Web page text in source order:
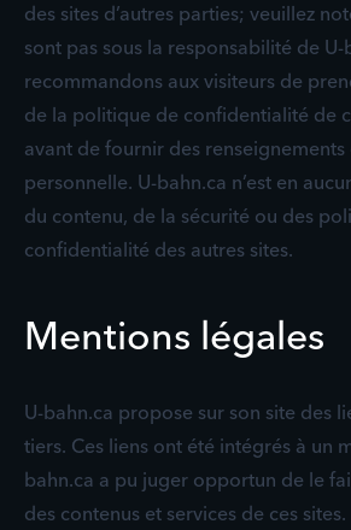
des sites d’autres parties; veuillez
sont pas sous la responsabilité de U-
recommandons aux visiteurs de
de la politique de confidentialité de
avant de fournir des renseignements
personnelle. U-bahn.ca n’est en
du contenu, de la sécurité ou des
confidentialité des autres sites.
Mentions légales
U-bahn.ca propose sur son site des
tiers. Ces liens ont été intégrés à un
bahn.ca a pu juger opportun de le
des contenus et services de ces sites.